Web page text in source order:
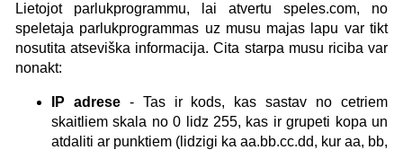
Lietojot parlukprogrammu, lai atvertu speles.com, no
speletaja parlukprogrammas uz musu majas lapu var tikt
nosutita atseviška informacija. Cita starpa musu riciba var
nonakt:
IP adrese- Tas ir kods, kas sastav no cetriem
skaitliem skala no 0 lidz 255, kas ir grupeti kopa un
atdaliti ar punktiem (lidzigi ka aa.bb.cc.dd, kur aa, bb,